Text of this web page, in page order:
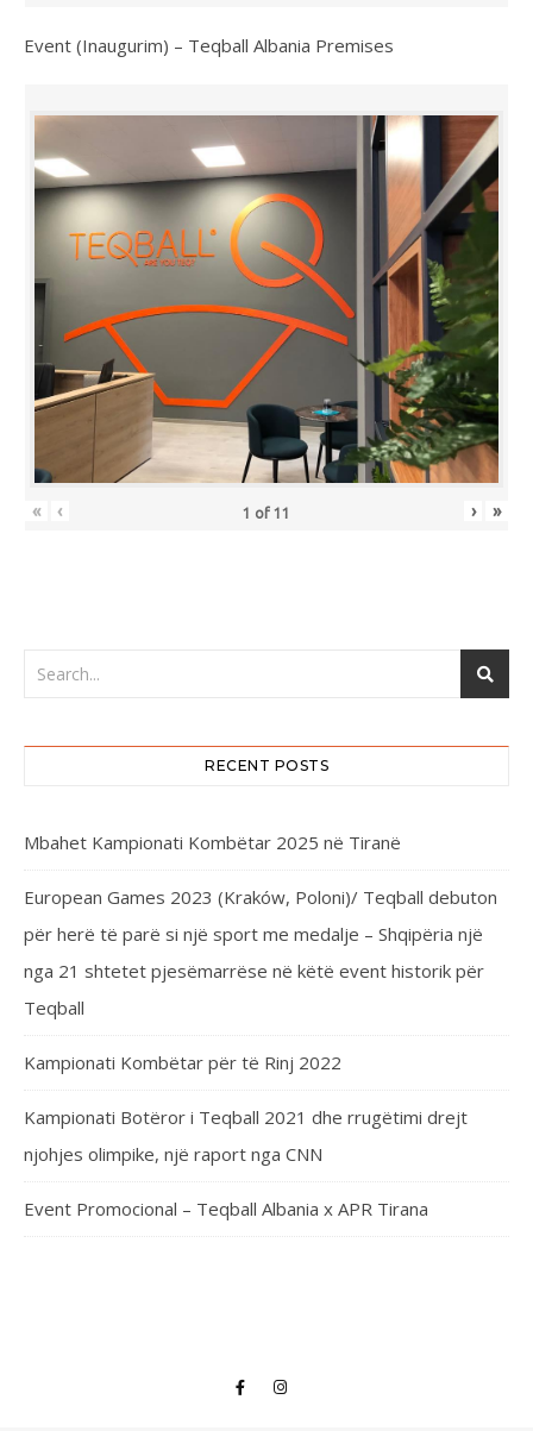
Event (Inaugurim) – Teqball Albania Premises
« ‹ 1 of 11 › »
RECENT POSTS
Mbahet Kampionati Kombëtar 2025 në Tiranë
European Games 2023 (Kraków, Poloni)/ Teqball debuton
për herë të parë si një sport me medalje – Shqipëria një
nga 21 shtetet pjesëmarrëse në këtë event historik për
Teqball
Kampionati Kombëtar për të Rinj 2022
Kampionati Botëror i Teqball 2021 dhe rrugëtimi drejt
njohjes olimpike, një raport nga CNN
Event Promocional – Teqball Albania x APR Tirana